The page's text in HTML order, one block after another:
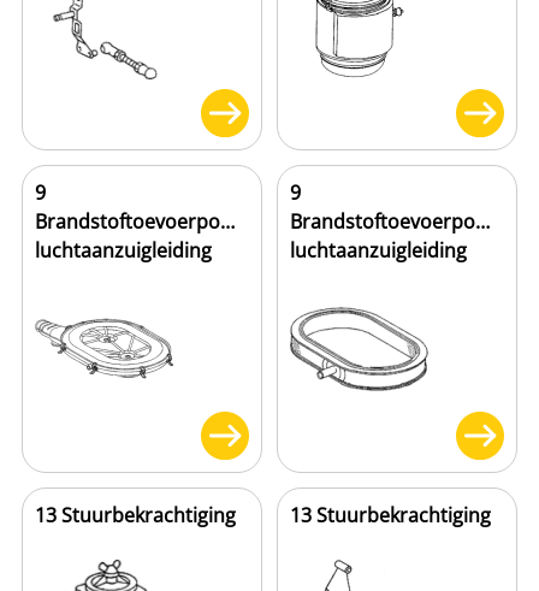
9
Brandstoftoevoerpomp,
luchtaanzuigleiding
9
Brandstoftoevoerpomp,
luchtaanzuigleiding
13 Stuurbekrachtiging 13 Stuurbekrachtiging